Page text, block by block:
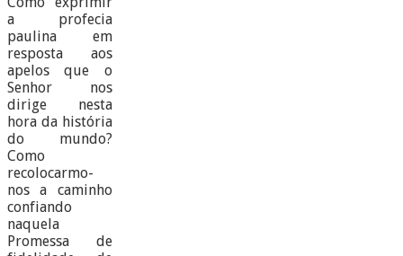
a profecia
paulina em
resposta aos
apelos que o
Senhor nos
dirige nesta
hora da história
do mundo?
Como
recolocarmo-
nos a caminho
confiando
naquela
Promessa de